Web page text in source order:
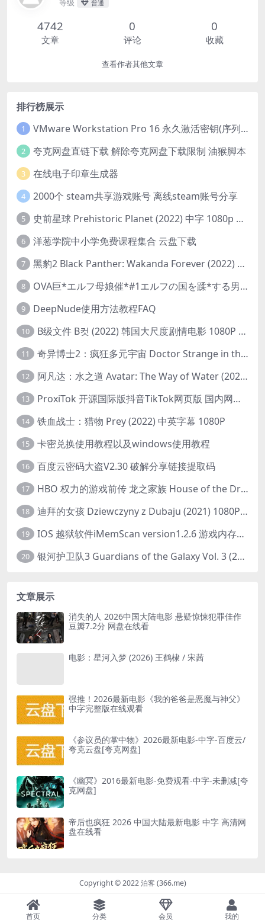
普通
4742
文章
0
评论
0
收藏
查看作者其他文章
排行榜展示
1 VMware Workstation Pro 16 永久激活密钥(序列号)
2 夸克网盘直链下载 解除夸克网盘下载限制 油猴脚本
3 在线电子印章生成器
4 2000个 steam共享游戏账号 离线steam账号分享
5 史前星球 Prehistoric Planet (2022) 中字 1080p 高清 阿里云盘 2022.5.27已更新全集
6 洋葱学院中小学免费课程集合 云盘下载
7 黑豹2 Black Panther: Wakanda Forever (2022) 高清版
8 OVA巨*エルフ母娘催*#1エルフの国を蹂*する男。汚された女王と姫
9 DeepNude使用方法教程FAQ
10 B级文件 B컷 (2022) 韩国大尺度剧情电影 1080P 中字
11 奇异博士2：疯狂多元宇宙 Doctor Strange in the Multiverse of Madness (2022) 高清版1080p
12 阿凡达：水之道 Avatar: The Way of Water (2022) 1080p 2k 4k 中文字幕
13 ProxiTok 开源国际版抖音TikTok网页版 国内网络直连
14 铁血战士：猎物 Prey (2022) 中英字幕 1080P
15 卡密兑换使用教程以及windows使用教程
16 百度云密码大盗V2.30 破解分享链接提取码
17 HBO 权力的游戏前传 龙之家族 House of the Dragon (2022) 中字 1080P 更新4集
18 迪拜的女孩 Dziewczyny z Dubaju (2021) 1080P 中字
19 IOS 越狱软件iMemScan version1.2.6 游戏内存修改器
20 银河护卫队3 Guardians of the Galaxy Vol. 3 (2023)4K高清资源1080p只分享精品
文章展示
消失的人 2026中国大陆电影 悬疑惊悚犯罪佳作
豆瓣7.2分 网盘在线看
电影：星河入梦 (2026) 王鹤棣 / 宋茜
强推！2026最新电影《我的爸爸是恶魔与神父》
中字完整版在线观看
《参议员的掌中物》2026最新电影-中字-百度云/
夸克云盘[夸克网盘]
《幽冥》2016最新电影-免费观看-中字-未删减[夸
克网盘]
帝后也疯狂 2026 中国大陆最新电影 中字 高清网
盘在线看
Copyright © 2022 泊客 (366.me)
首页 分类 会员 我的